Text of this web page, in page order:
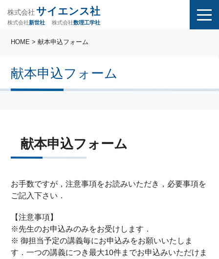
株式会社 サイエンス社
株式会社新世社 株式会社数理工学社
献本申込フォーム
HOME > 献本申込フォーム
献本申込フォーム
お手数ですが，注意事項をお読みいただき，必要事項を
ご記入下さい．
【注意事項】
※先生のお申込みのみをお受けします．
※ 御担当予定の講義毎にお申込みをお願いいたしま
す．一つの講義につき最大10件までお申込みいただけま